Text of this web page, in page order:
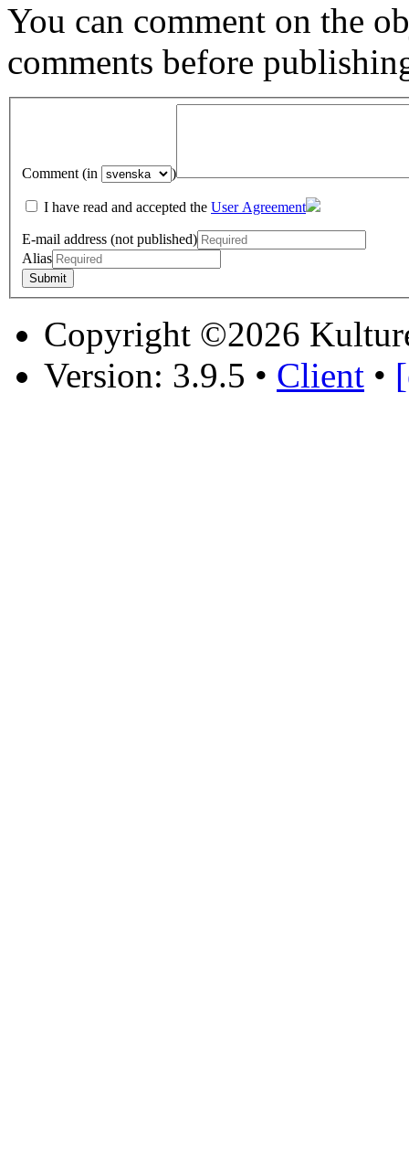
You can comment on the
comments before
Comment (in )
I have read and accepted the User Agreement
E-mail address (not published)
Alias
Copyright ©2026
Version: 3.9.5 • Client •